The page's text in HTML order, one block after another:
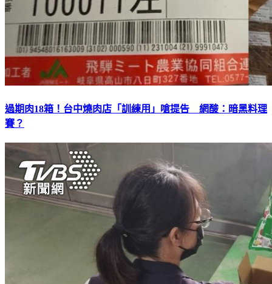
過期肉18箱！台中燒肉店「訓練用」嗆提告 網酸：暗黑料理
賽？